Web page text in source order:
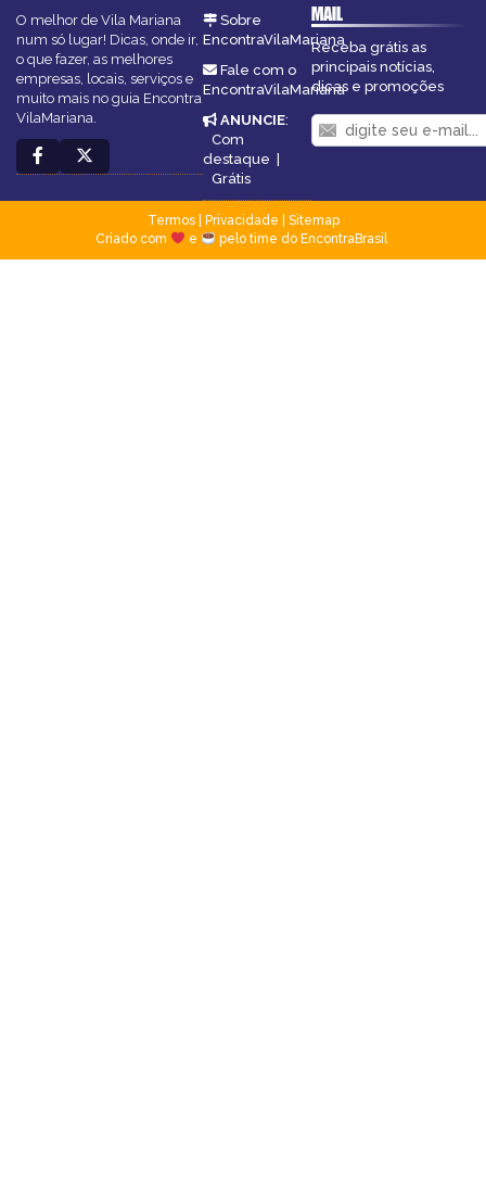
O melhor de Vila Mariana
num só lugar! Dicas, onde ir,
o que fazer, as melhores
empresas, locais, serviços e
muito mais no guia Encontra
VilaMariana.
Sobre
EncontraVilaMariana
Fale com o
EncontraVilaMariana
ANUNCIE:
Com
destaque |
Grátis
MAIL
Receba grátis as
principais notícias,
dicas e promoções
Termos| Privacidade
Sitemap
Criado com
e pelo time do EncontraBrasil